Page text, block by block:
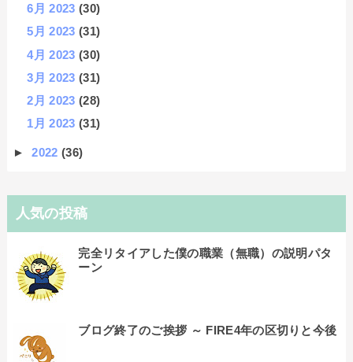
6月 2023(30)
5月 2023(31)
4月 2023(30)
3月 2023(31)
2月 2023(28)
1月 2023(31)
►2022(36)
人気の投稿
完全リタイアした僕の職業（無職）の説明パタ
ーン
ブログ終了のご挨拶 ～ FIRE4年の区切りと今後